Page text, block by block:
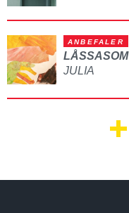
ANBEFALER
LÅSSASOM
JULIA